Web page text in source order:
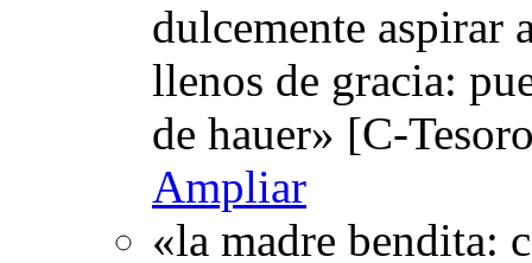
dulcemente aspirar
llenos de gracia:
de hauer» [C-
Ampliar
«la madre bendita: